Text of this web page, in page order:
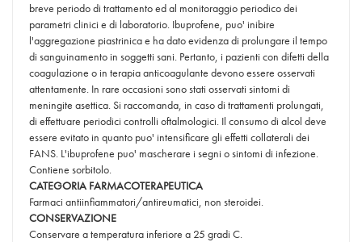
breve periodo di trattamento ed al monitoraggio periodico dei
parametri clinici e di laboratorio. Ibuprofene, puo' inibire
l'aggregazione piastrinica e ha dato evidenza di prolungare il tempo
di sanguinamento in soggetti sani. Pertanto, i pazienti con difetti della
coagulazione o in terapia anticoagulante devono essere osservati
attentamente. In rare occasioni sono stati osservati sintomi di
meningite asettica. Si raccomanda, in caso di trattamenti prolungati,
di effettuare periodici controlli oftalmologici. Il consumo di alcol deve
essere evitato in quanto puo' intensificare gli effetti collaterali dei
FANS. L'ibuprofene puo' mascherare i segni o sintomi di infezione.
Contiene sorbitolo.
CATEGORIA FARMACOTERAPEUTICA
Farmaci antiinfiammatori/antireumatici, non steroidei.
CONSERVAZIONE
Conservare a temperatura inferiore a 25 gradi C.